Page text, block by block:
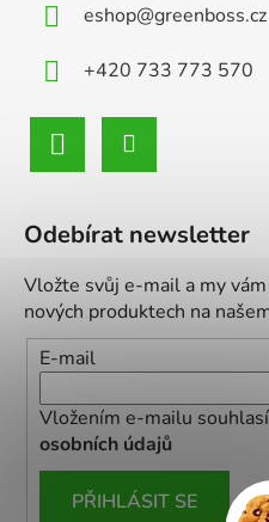
eshop@greenboss.cz
+420 733 773 570
Odebírat newsletter
Vložte svůj e-mail a my
nových produktech na
E-mail
Vložením e-mailu
osobních údajů
PŘIHLÁSIT SE